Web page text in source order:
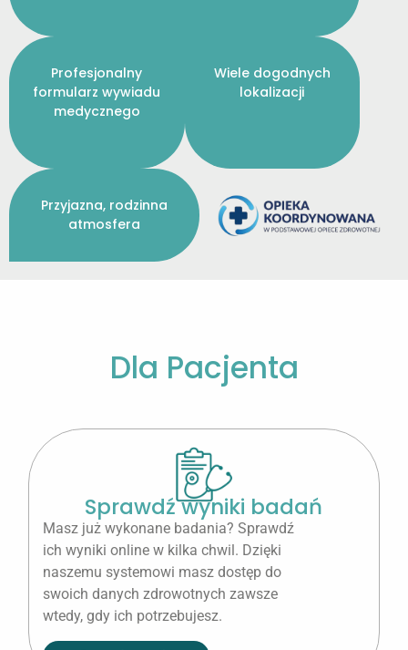
Profesjonalny
formularz wywiadu
medycznego
Wiele dogodnych
lokalizacji
Przyjazna, rodzinna
atmosfera
Dla Pacjenta
Sprawdź wyniki badań
Masz już wykonane badania? Sprawdź
ich wyniki online w kilka chwil. Dzięki
naszemu systemowi masz dostęp do
swoich danych zdrowotnych zawsze
wtedy, gdy ich potrzebujesz.